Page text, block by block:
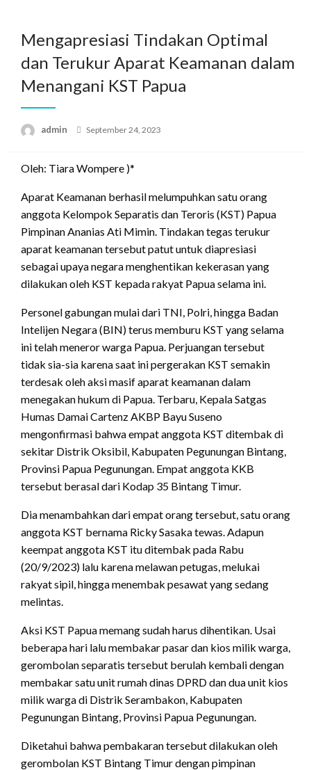
contentMengapresiasi Tindakan Optimal
dan Terukur Aparat Keamanan dalam
Menangani KST Papua
admin
Posted
September 24, 2023
Oleh: Tiara Wompere )*
Aparat Keamanan berhasil melumpuhkan satu orang
anggota Kelompok Separatis dan Teroris (KST) Papua
Pimpinan Ananias Ati Mimin. Tindakan tegas terukur
aparat keamanan tersebut patut untuk diapresiasi
sebagai upaya negara menghentikan kekerasan yang
dilakukan oleh KST kepada rakyat Papua selama ini.
Personel gabungan mulai dari TNI, Polri, hingga Badan
Intelijen Negara (BIN) terus memburu KST yang selama
ini telah meneror warga Papua. Perjuangan tersebut
tidak sia-sia karena saat ini pergerakan KST semakin
terdesak oleh aksi masif aparat keamanan dalam
menegakan hukum di Papua. Terbaru, Kepala Satgas
Humas Damai Cartenz AKBP Bayu Suseno
mengonfirmasi bahwa empat anggota KST ditembak di
sekitar Distrik Oksibil, Kabupaten Pegunungan Bintang,
Provinsi Papua Pegunungan. Empat anggota KKB
tersebut berasal dari Kodap 35 Bintang Timur.
Dia menambahkan dari empat orang tersebut, satu orang
anggota KST bernama Ricky Sasaka tewas. Adapun
keempat anggota KST itu ditembak pada Rabu
(20/9/2023) lalu karena melawan petugas, melukai
rakyat sipil, hingga menembak pesawat yang sedang
melintas.
Aksi KST Papua memang sudah harus dihentikan. Usai
beberapa hari lalu membakar pasar dan kios milik warga,
gerombolan separatis tersebut berulah kembali dengan
membakar satu unit rumah dinas DPRD dan dua unit kios
milik warga di Distrik Serambakon, Kabupaten
Pegunungan Bintang, Provinsi Papua Pegunungan.
Diketahui bahwa pembakaran tersebut dilakukan oleh
gerombolan KST Bintang Timur dengan pimpinan